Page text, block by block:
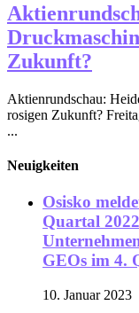
Zukunft?
Aktienrundschau:
rosigen Zukunft?
...
Neuigkeiten
Osisko
Quartal
GEOs im 4.
10. Januar 2023